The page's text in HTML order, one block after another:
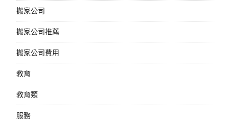
搬家公司
搬家公司推薦
搬家公司費用
教育
教育類
服務